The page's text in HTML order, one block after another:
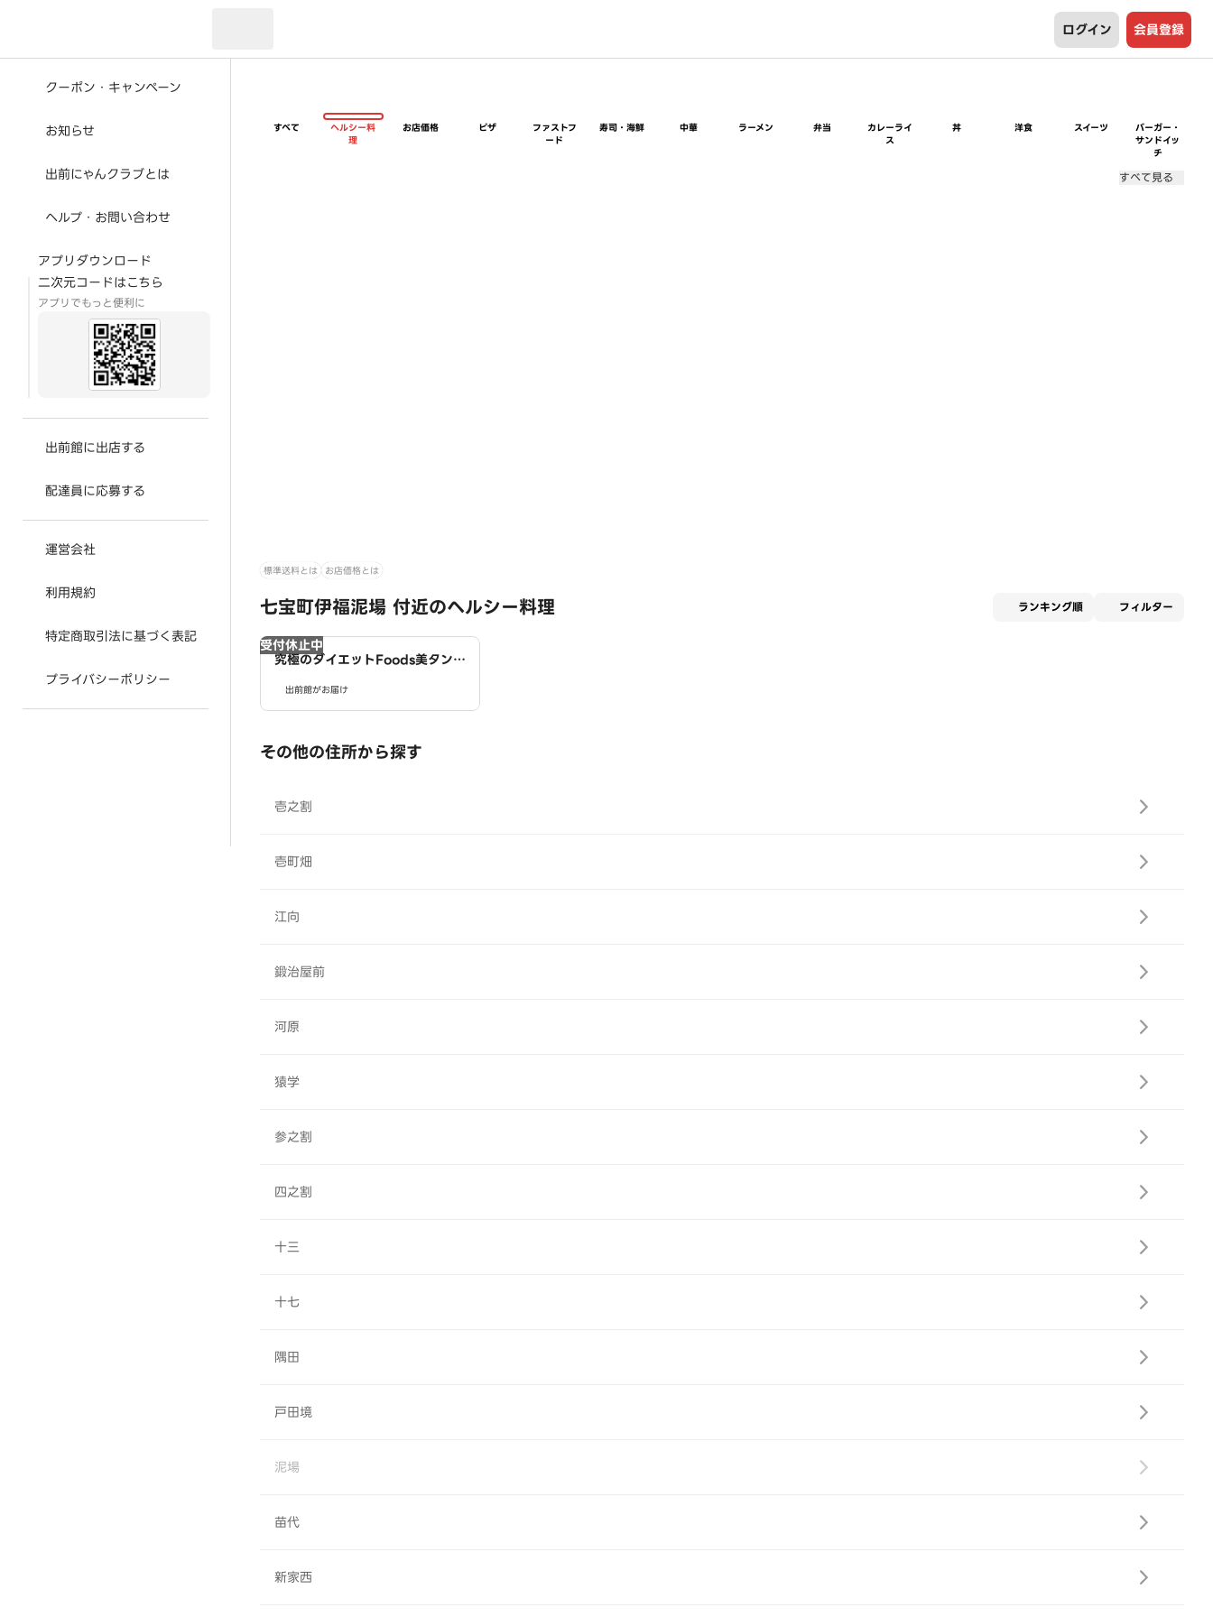
ログイン 会員登録
クーポン・キャンペーン
お知らせ
出前にゃんクラブとは
ヘルプ・お問い合わせ
アプリダウンロード
二次元コードはこちら
アプリでもっと便利に
出前館に出店する
配達員に応募する
運営会社
利用規約
特定商取引法に基づく表記
プライバシーポリシー
すべて
ヘルシー料
理
お店価格 ピザ
ファストフ
ード
寿司・海鮮 中華 ラーメン 弁当
カレーライ
ス
丼 洋食 スイーツ
バーガー・
サンドイッ
チ
すべて見る
標準送料とは お店価格とは
七宝町伊福泥場 付近のヘルシー料理 ランキング順 フィルター
受付休止中
究極のダイエットFoods美タンパ
出前館がお届け
その他の住所から探す
壱之割
壱町畑
江向
鍛治屋前
河原
猿学
参之割
四之割
十三
十七
隅田
戸田境
泥場
苗代
新家西